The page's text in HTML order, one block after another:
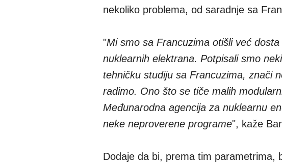
nekoliko problema, od saradnje sa
"Mi smo sa Francuzima otišli već
nuklearnih elektrana. Potpisali smo
tehničku studiju sa Francuzima, znači
radimo. Ono što se tiče malih
Međunarodna agencija za nuklearnu
neke neproverene programe", kaže
Dodaje da bi, prema tim parametrima,